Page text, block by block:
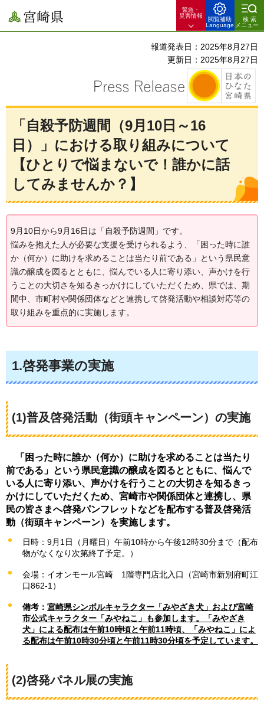
宮崎県
緊急・
災害情報
閲覧補助
Language
検索
メニュー
報道発表日：2025年8月27日
更新日：2025年8月27日
「自殺予防週間（9月10日～16
日）」における取り組みについて
【ひとりで悩まないで！誰かに話
してみませんか？】
9月10日から9月16日は「自殺予防週間」です。
悩みを抱えた人が必要な支援を受けられるよう、「困った時に誰
か（何か）に助けを求めることは当たり前である」という県民意
識の醸成を図るとともに、悩んでいる人に寄り添い、声かけを行
うことの大切さを知るきっかけにしていただくため、県では、期
間中、市町村や関係団体などと連携して啓発活動や相談対応等の
取り組みを重点的に実施します。
1.啓発事業の実施
(1)普及啓発活動（街頭キャンペーン）の実施
「 困った時に誰か（何か）に助けを求めることは当たり
前である」という県民意識の醸成を図るとともに、悩んで
いる人に寄り添い、声かけを行うことの大切さを知るきっ
かけにしていただくため、宮崎市や関係団体と連携し、県
民の皆さまへ啓発パンフレットなどを配布する普及啓発活
動（街頭キャンペーン）を実施します。
日時：9月1日（月曜日）午前10時から午後12時30分まで（配布
物がなくなり次第終了予定。）
会場：イオンモール宮崎 1階専門店北入口（宮崎市新別府町江
口862-1）
備考： 宮崎県シンボルキャラクター「みやざき犬」および宮崎
市公式キャラクター「みやねこ」 も参加します。「みやざき
犬」による配布は午前10時頃と午前11時頃、「みやねこ」によ
る配布は午前10時30分頃と午前11時30分頃を予定しています。
(2)啓発パネル展の実施